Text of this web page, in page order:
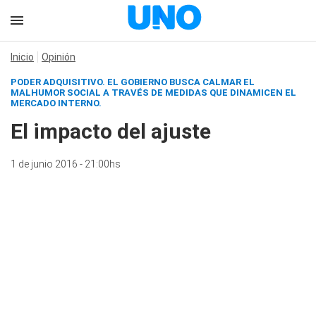
Inicio Opinión
PODER ADQUISITIVO. EL GOBIERNO BUSCA CALMAR EL
MALHUMOR SOCIAL A TRAVÉS DE MEDIDAS QUE DINAMICEN EL
MERCADO INTERNO.
El impacto del ajuste
1 de junio 2016 - 21:00hs